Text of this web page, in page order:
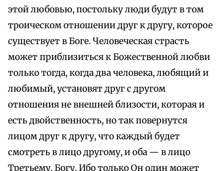
этой любовью, постольку люди будут в том
троическом отношении друг к другу, которое
существует в Боге. Человеческая страсть
может приблизиться к Божественной любви
только тогда, когда два человека, любящий и
любимый, установят друг с другом
отношения не внешней близости, которая и
есть двойственность, но так повернутся
лицом друг к другу, что каждый будет
смотреть в лицо другому, и оба — в лицо
Третьему, Богу. Ибо только Он один может